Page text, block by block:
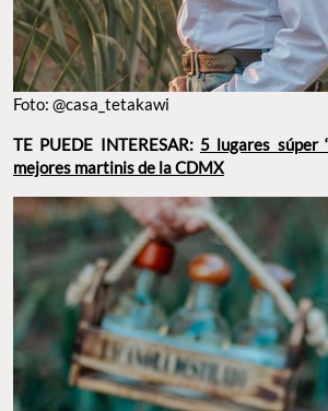
Foto: @casa_tetakawi
TE PUEDE INTERESAR: 5 lugares súper
mejores martinis de la CDMX